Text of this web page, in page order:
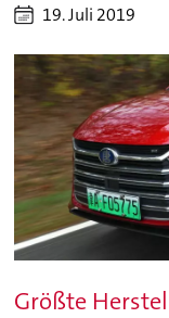
19. Juli 2019
Größte